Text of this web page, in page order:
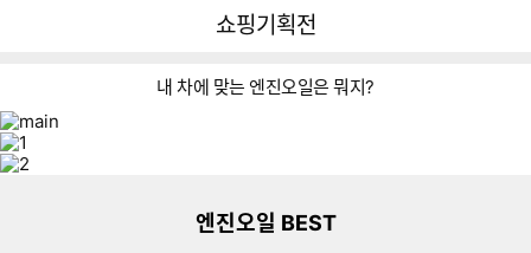
다나와
쇼핑기획전
내 차에 맞는 엔진오일은 뭐지?
엔진오일 BEST